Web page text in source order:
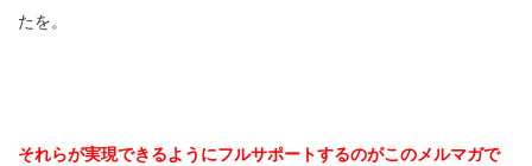
たを。
それらが実現できるようにフルサポートするのがこのメルマガで